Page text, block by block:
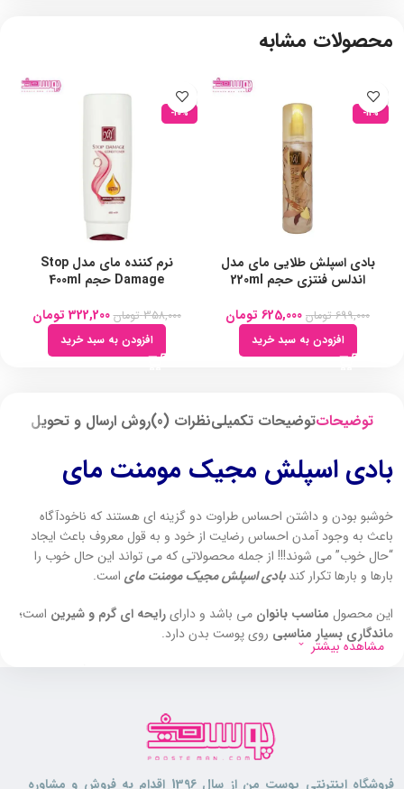
محصولات مشابه
-11%
بادی اسپلش طلایی مای مدل
اندلس فنتزی حجم 220ml
699,000 تومان 625,000 تومان
افزودن به سبد خرید
-10%
نرم کننده مای مدل Stop
Damage حجم 400ml
358,000 تومان 322,200 تومان
افزودن به سبد خرید
توضیحاتتوضیحات تکمیلینظرات (0) روش ارسال و تحویل
بادی اسپلش مجیک مومنت مای
خوشبو بودن و داشتن احساس طراوت دو گزینه ای هستند که ناخودآگاه
باعث به وجود آمدن احساس رضایت از خود و به قول معروف باعث ایجاد
“حال خوب” می شوند!!! از جمله محصولاتی که می تواند این حال خوب را
بارها و بارها تکرار کندبادی اسپلش مجیک مومنت مای است.
این محصول مناسب بانوان می باشد و دارایرایحه ای گرم و شیرین است؛
ماندگاری بسیار مناسبی روی پوست بدن دارد.
اما نکته ای که این محصول را بسیار متمایز می کند شاین بودن آن است. این
می گردد و صد البته باعث افزایش جذابیت شما
مشاهده بیشتر
فروشگاه اینترنتی پوست من از سال 1396 اقدام به فروش و مشاوره